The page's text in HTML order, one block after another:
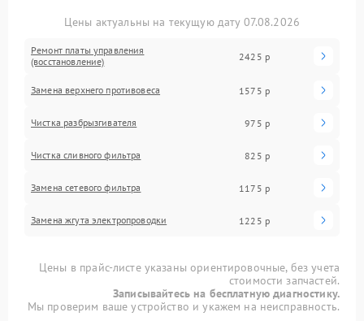
Цены актуальны на текущую дату 07.08.2026
Ремонт платы управления
(восстановление)
2425 р
Замена верхнего противовеса 1575 р
Чистка разбрызгивателя 975 р
Чистка сливного фильтра 825 р
Замена сетевого фильтра 1175 р
Замена жгута электропроводки 1225 р
Цены в прайс-листе указаны ориентировочные, без учета
стоимости запчастей.
Записывайтесь на бесплатную диагностику.
Мы проверим ваше устройство и укажем на неисправность.